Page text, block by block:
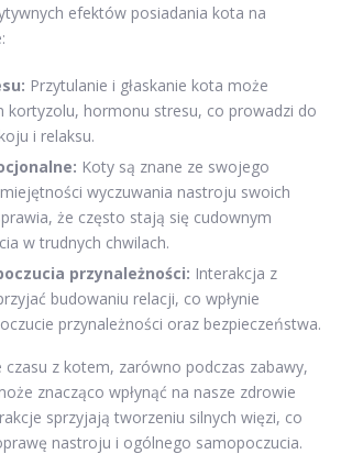
efektów posiadania kota na
Przytulanie i głaskanie kota może
kortyzolu, hormonu stresu, co prowadzi do
i relaksu.
Koty są znane ze swojego
wyczuwania nastroju swoich
że często stają się cudownym
w trudnych chwilach.
przynależności: Interakcja z
budowaniu relacji, co wpłynie
przynależności oraz bezpieczeństwa.
czasu z kotem, zarówno podczas zabawy,
znacząco wpłynąć na nasze zdrowie
sprzyjają tworzeniu silnych więzi, co
nastroju i ogólnego samopoczucia.